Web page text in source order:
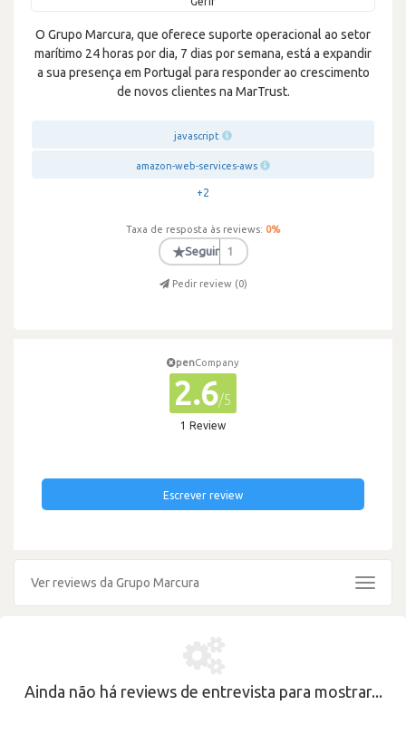
O Grupo Marcura, que oferece suporte operacional ao setor
marítimo 24 horas por dia, 7 dias por semana, está a expandir
a sua presença em Portugal para responder ao crescimento
de novos clientes na MarTrust.
javascript
amazon-web-services-aws
+2
Taxa de resposta às reviews: 0%
★Seguir 1
Pedir review (0)
penCompany
2.6/5
1 Review
Escrever review
Ver reviews da Grupo Marcura
Toggle
Ainda não há reviews de entrevista para mostrar...